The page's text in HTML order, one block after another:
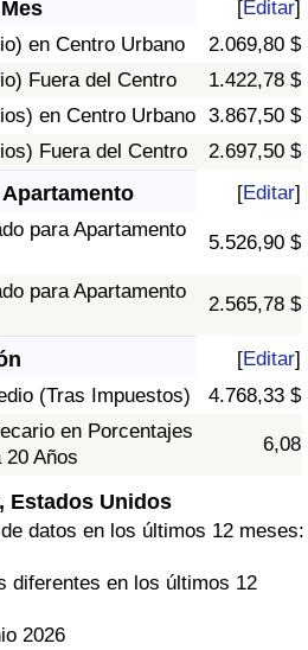
[Editar]
en Centro Urbano
2.069,80 $
Fuera del Centro
1.422,78 $
en Centro Urbano 3.867,50 $
Fuera del Centro
2.697,50 $
[Editar]
para Apartamento
5.526,90 $
para Apartamento
2.565,78 $
[Editar]
(Tras Impuestos)
4.768,33 $
en Porcentajes
20 Años
6,08
Estados Unidos
datos en los últimos 12 meses:
diferentes en los últimos 12
2026